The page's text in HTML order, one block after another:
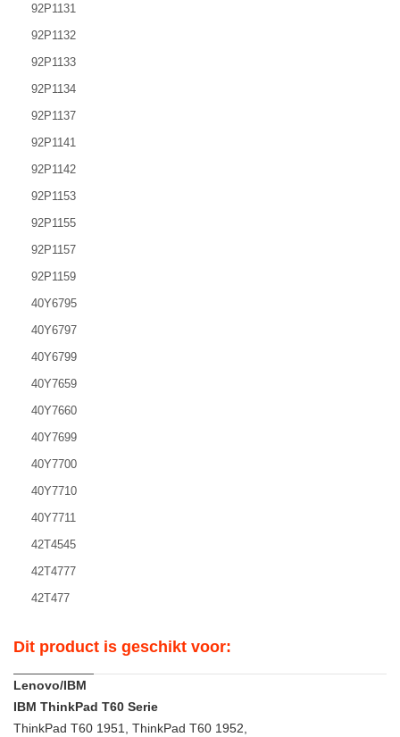
92P1131
92P1132
92P1133
92P1134
92P1137
92P1141
92P1142
92P1153
92P1155
92P1157
92P1159
40Y6795
40Y6797
40Y6799
40Y7659
40Y7660
40Y7699
40Y7700
40Y7710
40Y7711
42T4545
42T4777
42T477
Dit product is geschikt voor:
Lenovo/IBM
IBM ThinkPad T60 Serie
ThinkPad T60 1951, ThinkPad T60 1952,